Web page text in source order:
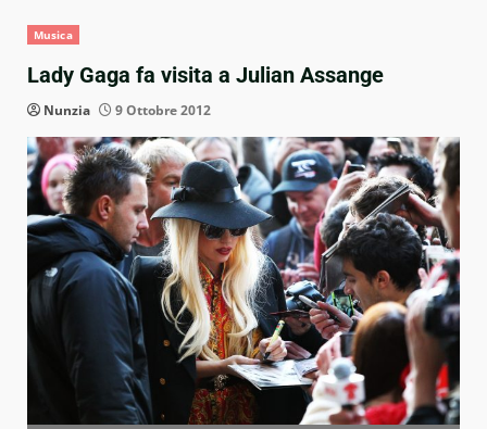
Musica
Lady Gaga fa visita a Julian Assange
Nunzia 9 Ottobre 2012